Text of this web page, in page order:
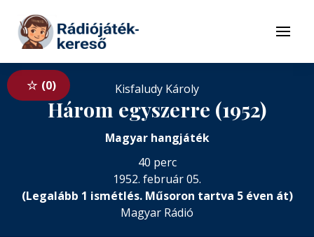
Tovább a tartalomhoz
Menü
0 Kisfaludy Károly
Három egyszerre (1952)
Magyar hangjáték
40 perc
1952. február 05.
(Legalább 1 ismétlés. Műsoron tartva 5 éven át)
Magyar Rádió